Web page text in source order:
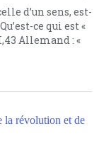
d’un sens, est-
ce qui est «
Allemand : «
révolution et de